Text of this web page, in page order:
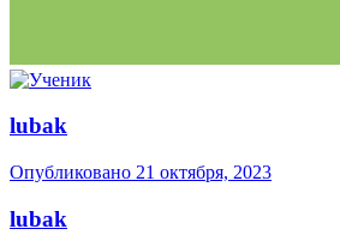
lubak
Опубликовано 21 октября, 2023
lubak